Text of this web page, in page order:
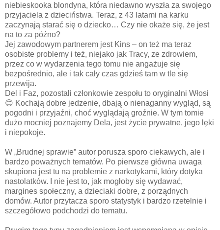
niebieskooka blondyna, która niedawno wyszła za swojego
przyjaciela z dzieciństwa. Teraz, z 43 latami na karku
zaczynają starać się o dziecko… Czy nie okaże się, że jest
na to za późno?
Jej zawodowym partnerem jest Kins – on też ma teraz
osobiste problemy i też, niejako jak Tracy, ze zdrowiem,
przez co w wydarzenia tego tomu nie angażuje się
bezpośrednio, ale i tak cały czas gdzieś tam w tle się
przewija.
Del i Faz, pozostali członkowie zespołu to oryginalni Włosi
😊 Kochają dobre jedzenie, dbają o nienaganny wygląd, są
pogodni i przyjaźni, choć wyglądają groźnie. W tym tomie
dużo mocniej poznajemy Dela, jest życie prywatne, jego lęki
i niepokoje.
W „Brudnej sprawie” autor porusza sporo ciekawych, ale i
bardzo poważnych tematów. Po pierwsze główna uwaga
skupiona jest tu na problemie z narkotykami, który dotyka
nastolatków. I nie jest to, jak mogłoby się wydawać,
margines społeczny, a dzieciaki dobre, z porządnych
domów. Autor przytacza sporo statystyk i bardzo rzetelnie i
szczegółowo podchodzi do tematu.